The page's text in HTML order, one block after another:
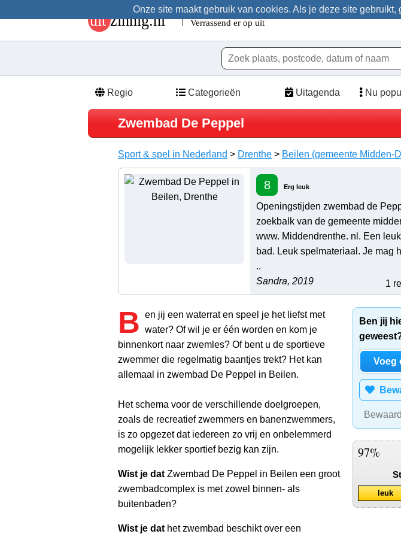
Onze site maakt gebruik van cookies. Als je deze site
Regio Categorieën Uitagenda Nu
Zwembad De Peppel
Sport & spel in Nederland > Drenthe > Beilen (gemeente Midden-
8 Erg leuk
Openingstijden zwembad de
zoekbalk van de gemeente
www. Middendrenthe. nl. Een
bad. Leuk spelmateriaal. Je mag
..
Sandra, 2019
1
Ben jij
Voeg
97%
leuk
B en jij een waterrat en speel je het liefst met
water? Of wil je er één worden en kom je
binnenkort naar zwemles? Of bent u de sportieve
zwemmer die regelmatig baantjes trekt? Het kan
allemaal in zwembad De Peppel in Beilen.
Het schema voor de verschillende doelgroepen,
zoals de recreatief zwemmers en banenzwemmers,
is zo opgezet dat iedereen zo vrij en onbelemmerd
mogelijk lekker sportief bezig kan zijn.
Wist je dat Zwembad De Peppel in Beilen een groot
zwembadcomplex is met zowel binnen- als
buitenbaden?
Wist je dat het zwembad beschikt over een